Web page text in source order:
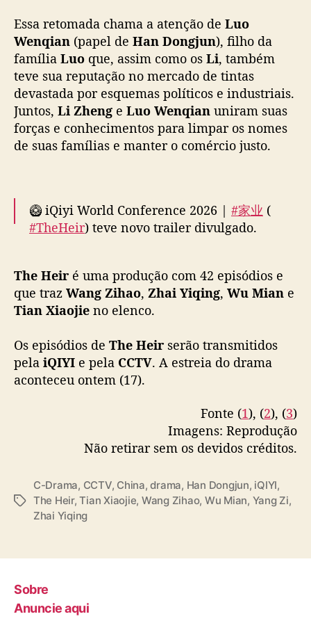
a
i
Q
I
Y
I
e
C
Essa retomada chama a atenção de Luo
Wenqian (papel de Han Dongjun), filho da
família Luo que, assim como os Li, também
teve sua reputação no mercado de tintas
devastada por esquemas políticos e industriais.
Juntos, Li Zheng e Luo Wenqian uniram suas
forças e conhecimentos para limpar os nomes
de suas famílias e manter o comércio justo.
🥝 iQiyi World Conference 2026 | #家业 (
#TheHeir) teve novo trailer divulgado.
segue a relação de amor e ódio entre os
filhos de 2 poderosas famílias rivais na
indústria de fabricação da tradicional tinta
trad: ©cdramanoveland
pic.twitter.com/ck6yBHieJF
— Drama Observer (@dramaobs)April 22,
The Heir é uma produção com 42 episódios e
que traz Wang Zihao, Zhai Yiqing, Wu Mian e
Tian Xiaojie no elenco.
Os episódios de The Heir serão transmitidos
pela iQIYI e pela CCTV. A estreia do drama
aconteceu ontem (17).
Fonte (1), (2), (3)
Imagens: Reprodução
Não retirar sem os devidos créditos.
T
C-Drama, CCTV, China,drama, Han Dongjun, iQIYI,
The Heir,Tian Xiaojie, Wang Zihao, Wu Mian, Yang Zi,
Zhai Yiqing
Sobre
Anuncie aqui